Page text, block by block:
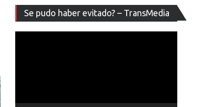
Se pudo haber evitado? – TransMedia
de
vídeo